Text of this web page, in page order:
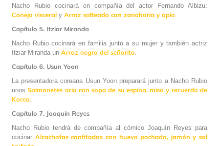
Nacho Rubio cocinará en compañía del actor Fernando Albizu:
Conejo visceral y Arroz salteado con zanahoria y apio
Capítulo 5. Itziar Miranda
Nacho Rubio cocinará en familia junto a su mujer y también actriz
Itziar Miranda un Arroz negro del señorito
Capítulo 6. Usun Yoon
La presentadora coreana Usun Yoon preparará junto a Nacho Rubio
unosSalmonetes orio con sopa de su espina, miso y recuerdo de
Korea
Capítulo 7. Joaquín Reyes
Nacho Rubio tendrá de compañía al cómico Joaquín Reyes para
cocinar Alcachofas confitadas con huevo pochado, jamón y sal